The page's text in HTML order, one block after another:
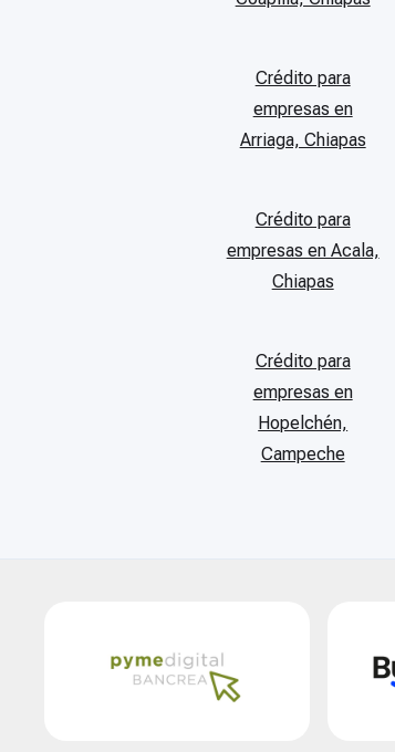
Crédito para
empresas en
Arriaga, Chiapas
Crédito para
empresas en Acala,
Chiapas
Crédito para
empresas en
Hopelchén,
Campeche